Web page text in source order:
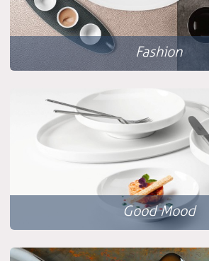
Fashion
Good Mood